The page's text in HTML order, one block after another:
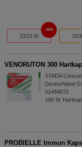
2X10 St
39%
VENORUTON 300
STADA
Deutschland
01484572
100 St
PROBIELLE Immun